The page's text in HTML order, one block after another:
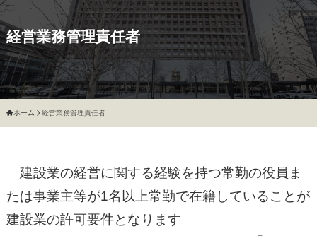
経営業務管理責任者
ホーム 経営業務管理責任者
建設業の経営に関する経験を持つ常勤の役員ま
たは事業主等が1名以上常勤で在籍していることが
建設業の許可要件となります。